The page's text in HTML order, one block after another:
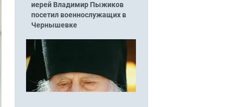
иерей Владимир Пыжиков
посетил военнослужащих в
Чернышевке